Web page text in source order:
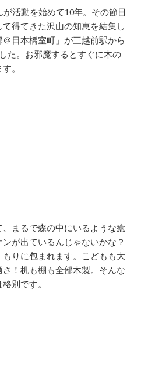
活動を始めて10年。その節目
得てきた沢山の知恵を結集し
＠日本橋室町」が三越前駅から
た。お邪魔するとすぐに木の
。
まるで森の中にいるような癒
が出ているんじゃないかな？
りに包まれます。こどもも大
！机も棚も全部木製。そんな
別です。